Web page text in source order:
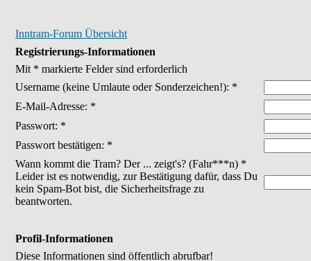
Inntram-Forum Übersicht
Registrierungs-Informationen
Mit * markierte Felder sind erforderlich
Username (keine Umlaute oder Sonderzeichen!): *
E-Mail-Adresse: *
Passwort: *
Passwort bestätigen: *
Wann kommt die Tram? Der ... zeigt's? (Fahr***n) *
Leider ist es notwendig, zur Bestätigung dafür, dass Du
kein Spam-Bot bist, die Sicherheitsfrage zu
beantworten.
Profil-Informationen
Diese Informationen sind öffentlich abrufbar!